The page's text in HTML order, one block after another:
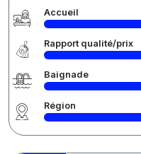
Accueil
Rapport qualité/prix
Baignade
Région